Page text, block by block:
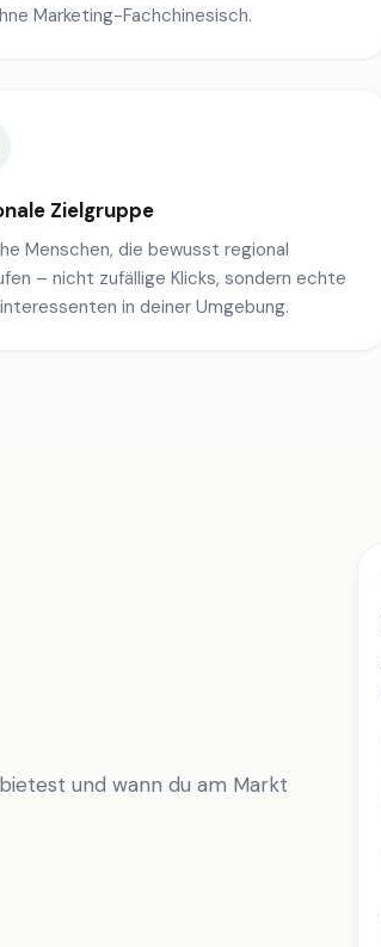
Marketing-Fachchinesisch.
Zielgruppe
Menschen, die bewusst regional
– nicht zufällige Klicks, sondern echte
in deiner Umgebung.
und wann du am Markt